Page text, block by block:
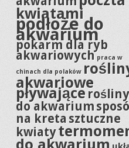
kwiatami
podłoże do
akwarium
pokarm dla ryb
akwariowych praca w
chinach dla polaków
akwariowe
pływające rośliny
do akwarium
na kreta sztuczne
kwiaty
do akwarium